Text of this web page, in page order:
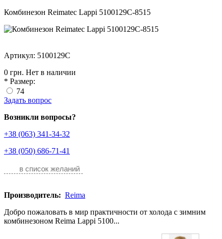
Комбинезон Reimatec Lappi 5100129C-8515
Артикул: 5100129C
0 грн. Нет в наличии
* Размер:
74
Задать вопрос
Возникли вопросы?
+38 (063) 341-34-32
+38 (050) 686-71-41
в список желаний
Производитель: Reima
Добро пожаловать в мир практичности от холода с зимним
комбинезоном Reima Lappi 5100...